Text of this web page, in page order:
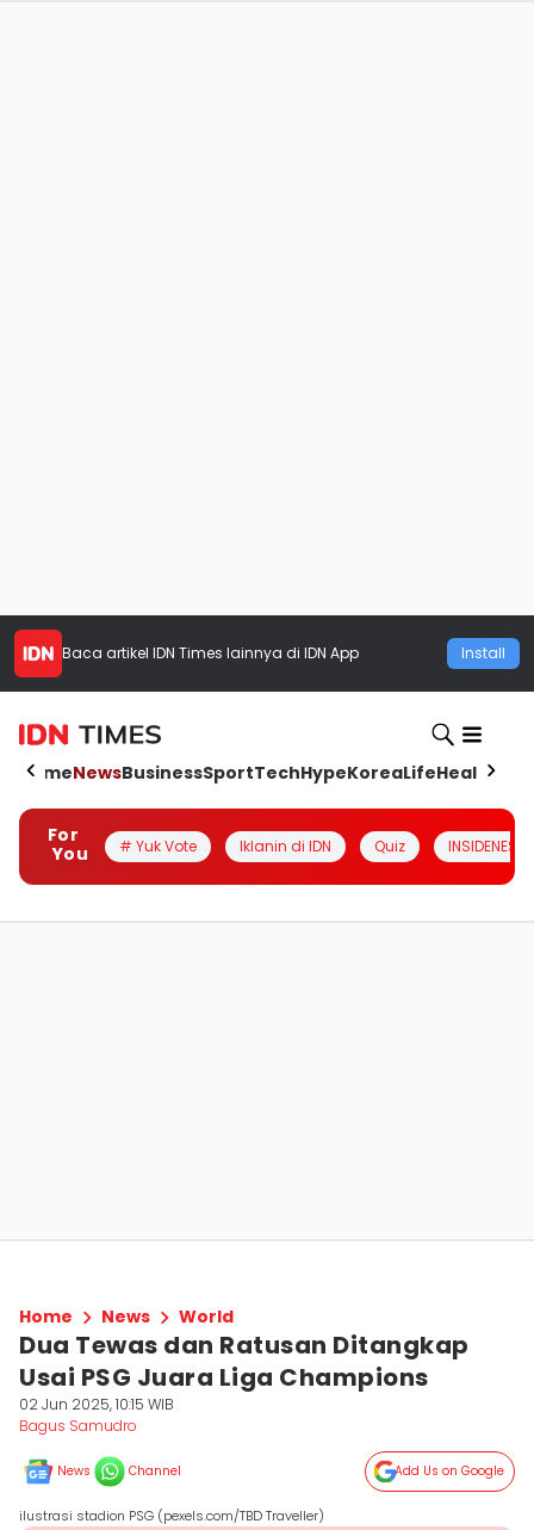
Baca artikel IDN Times lainnya di IDN App Install
HomeNewsBusinessSportTechHypeKoreaLifeHealth
For
You
# Yuk Vote Iklanin di IDN Quiz INSIDENESIA
Home News World
Dua Tewas dan Ratusan Ditangkap
Usai PSG Juara Liga Champions
02 Jun 2025, 10:15 WIB
Bagus Samudro
News Channel Add Us on Google
ilustrasi stadion PSG (pexels.com/TBD Traveller)